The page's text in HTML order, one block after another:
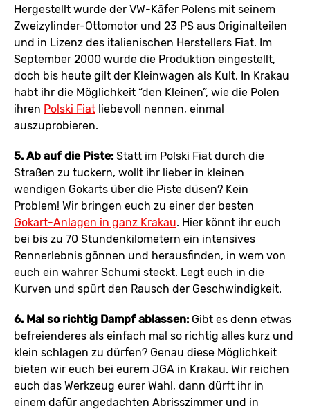
Hergestellt wurde der VW-Käfer Polens mit seinem
Zweizylinder-Ottomotor und 23 PS aus Originalteilen
und in Lizenz des italienischen Herstellers Fiat. Im
September 2000 wurde die Produktion eingestellt,
doch bis heute gilt der Kleinwagen als Kult. In Krakau
habt ihr die Möglichkeit “den Kleinen”, wie die Polen
ihren Polski Fiat liebevoll nennen, einmal
auszuprobieren.
5. Ab auf die Piste: Statt im Polski Fiat durch die
Straßen zu tuckern, wollt ihr lieber in kleinen
wendigen Gokarts über die Piste düsen? Kein
Problem! Wir bringen euch zu einer der besten
Gokart-Anlagen in ganz Krakau. Hier könnt ihr euch
bei bis zu 70 Stundenkilometern ein intensives
Rennerlebnis gönnen und herausfinden, in wem von
euch ein wahrer Schumi steckt. Legt euch in die
Kurven und spürt den Rausch der Geschwindigkeit.
6. Mal so richtig Dampf ablassen: Gibt es denn etwas
befreienderes als einfach mal so richtig alles kurz und
klein schlagen zu dürfen? Genau diese Möglichkeit
bieten wir euch bei eurem JGA in Krakau. Wir reichen
euch das Werkzeug eurer Wahl, dann dürft ihr in
einem dafür angedachten Abrisszimmer und in